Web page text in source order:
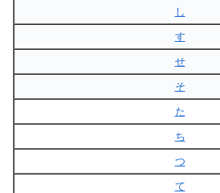
し
す
せ
そ
た
ち
つ
て